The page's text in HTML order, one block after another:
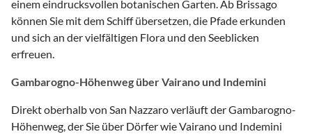
einem eindrucksvollen botanischen Garten. Ab Brissago
können Sie mit dem Schiff übersetzen, die Pfade erkunden
und sich an der vielfältigen Flora und den Seeblicken
erfreuen.
Gambarogno-Höhenweg über Vairano und Indemini
Direkt oberhalb von San Nazzaro verläuft der Gambarogno-
Höhenweg, der Sie über Dörfer wie Vairano und Indemini